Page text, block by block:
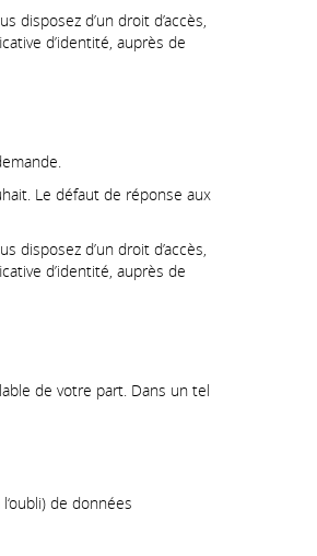
disposez d’un droit d’accès,
d’identité, auprès de
Le défaut de réponse aux
disposez d’un droit d’accès,
d’identité, auprès de
de votre part. Dans un tel
de données